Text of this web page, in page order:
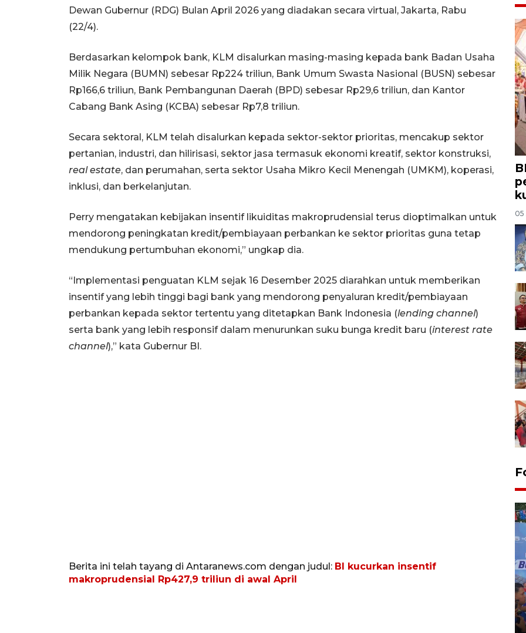
Dewan Gubernur (RDG) Bulan April 2026 yang diadakan secara virtual, Jakarta, Rabu
(22/4).
Berdasarkan kelompok bank, KLM disalurkan masing-masing kepada bank Badan Usaha
Milik Negara (BUMN) sebesar Rp224 triliun, Bank Umum Swasta Nasional (BUSN) sebesar
Rp166,6 triliun, Bank Pembangunan Daerah (BPD) sebesar Rp29,6 triliun, dan Kantor
Cabang Bank Asing (KCBA) sebesar Rp7,8 triliun.
Secara sektoral, KLM telah disalurkan kepada sektor-sektor prioritas, mencakup sektor
pertanian, industri, dan hilirisasi, sektor jasa termasuk ekonomi kreatif, sektor konstruksi,
real estate, dan perumahan, serta sektor Usaha Mikro Kecil Menengah (UMKM), koperasi,
inklusi, dan berkelanjutan.
Perry mengatakan kebijakan insentif likuiditas makroprudensial terus dioptimalkan untuk
mendorong peningkatan kredit/pembiayaan perbankan ke sektor prioritas guna tetap
mendukung pertumbuhan ekonomi,” ungkap dia.
“Implementasi penguatan KLM sejak 16 Desember 2025 diarahkan untuk memberikan
insentif yang lebih tinggi bagi bank yang mendorong penyaluran kredit/pembiayaan
perbankan kepada sektor tertentu yang ditetapkan Bank Indonesia (lending channel)
serta bank yang lebih responsif dalam menurunkan suku bunga kredit baru (interest rate
channel),” kata Gubernur BI.
Berita ini telah tayang di Antaranews.com dengan judul: BI kucurkan insentif
makroprudensial Rp427,9 triliun di awal April
05